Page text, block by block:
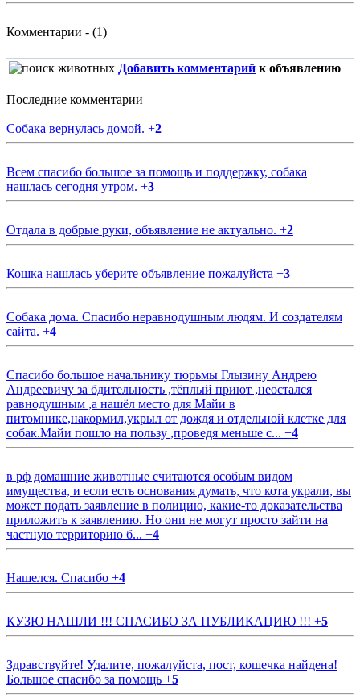
Комментарии - (1)
Добавить комментарий к объявлению
Последние комментарии
Собака вернулась домой. +2
Всем спасибо большое за помощь и поддержку, собака
нашлась сегодня утром. +3
Отдала в добрые руки, объявление не актуально. +2
Кошка нашлась уберите объявление пожалуйста +3
Собака дома. Спасибо неравнодушным людям. И создателям
сайта. +4
Спасибо большое начальнику тюрьмы Глызину Андрею
Андреевичу за бдительность ,тёплый приют ,неостался
равнодушным ,а нашёл место для Майи в
питомнике,накормил,укрыл от дождя и отдельной клетке для
собак.Майи пошло на пользу ,проведя меньше с... +4
в рф домашние животные считаются особым видом
имущества, и если есть основания думать, что кота украли, вы
может подать заявление в полицию, какие-то доказательства
приложить к заявлению. Но они не могут просто зайти на
частную территорию б... +4
Нашелся. Спасибо +4
КУЗЮ НАШЛИ !!! СПАСИБО ЗА ПУБЛИКАЦИЮ !!! +5
Здравствуйте! Удалите, пожалуйста, пост, кошечка найдена!
Большое спасибо за помощь +5